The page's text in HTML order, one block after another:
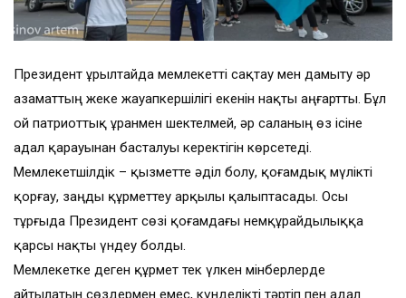
Президент Құрылтайда мемлекетті сақтау мен дамыту әр
азаматтың жеке жауапкершілігі екенін нақты аңғартты. Бұл
ой патриоттық ұранмен шектелмей, әр саланың өз ісіне
адал қарауынан басталуы керектігін көрсетеді.
Мемлекетшілдік – қызметте әділ болу, қоғамдық мүлікті
қорғау, заңды құрметтеу арқылы қалыптасады. Осы
тұрғыда Президент сөзі қоғамдағы немқұрайдылыққа
қарсы нақты үндеу болды.
Мемлекетке деген құрмет тек үлкен мінберлерде
айтылатын сөздермен емес, күнделікті тәртіп пен адал